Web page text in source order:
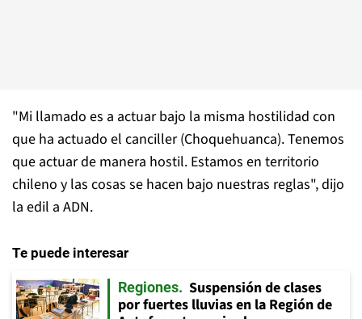
"Mi llamado es a actuar bajo la misma hostilidad con
que ha actuado el canciller (Choquehuanca). Tenemos
que actuar de manera hostil. Estamos en territorio
chileno y las cosas se hacen bajo nuestras reglas", dijo
la edil a ADN.
Te puede interesar
Regiones
Suspensión de clases
por fuertes lluvias en la Región de